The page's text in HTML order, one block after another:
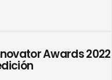
Awards 2022